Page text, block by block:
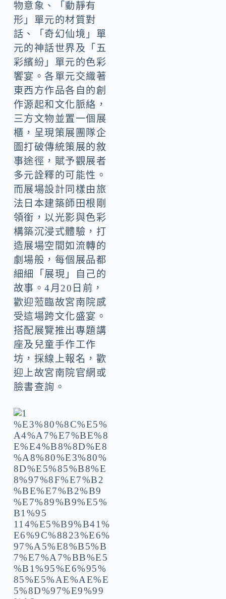
物意象、「動靜有
形」單元的材質對
話、「奇幻仙境」單
元的神話世界及「五
彩繽紛」單元的色彩
饗宴。各單元交織著
東西方作品各自的創
作源起和文化脈絡，
三方文物並置一個展
櫃，呈現策展團隊企
圖打破傳統策展的敘
事途徑，賦予觀展者
多元詮釋的可能性。
而展場設計同樣由旅
法日本建築師田根剛
領銜，以光影與色彩
構築沉浸式體驗，打
造展場空間如流轉的
劇場般，每個展品都
細細「展現」自己的
故事。4月20日前，
歡迎蒞臨故宮南院感
受這場跨文化盛宴。
搭配展覽推出專題講
座及兒童手作工作
坊，採線上報名，歡
迎上故宮南院官網或
臉書查詢。